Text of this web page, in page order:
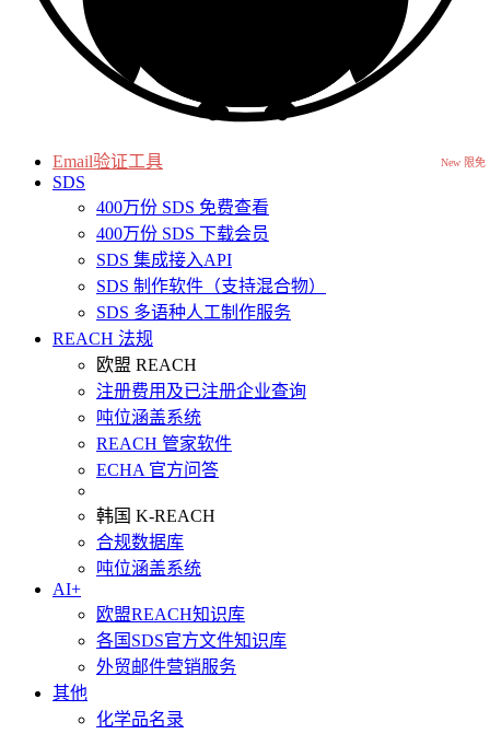
Email验证工具 New 限免
SDS
400万份 SDS 免费查看
400万份 SDS 下载会员
SDS 集成接入API
SDS 制作软件（支持混合物）
SDS 多语种人工制作服务
REACH 法规
欧盟 REACH
注册费用及已注册企业查询
吨位涵盖系统
REACH 管家软件
ECHA 官方问答
韩国 K-REACH
合规数据库
吨位涵盖系统
AI+
欧盟REACH知识库
各国SDS官方文件知识库
外贸邮件营销服务
其他
化学品名录